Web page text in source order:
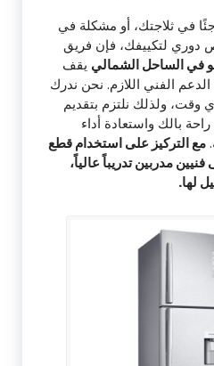
في ثلاجتك، أو مشكلة في
دوري لتكييفك، فإن فريق
في الساحل الشمالي يقف
الفني اللازم. نحن ندرك
ولذلك نلتزم بتقديم
بالك واستعادة أداء
مع التركيز على استخدام قطع
فنيين مدربين تدريباً عالياً،
لها.